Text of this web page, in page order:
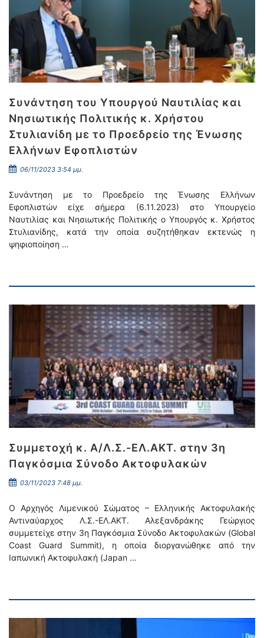
Συνάντηση του Υπουργού Ναυτιλίας και
Νησιωτικής Πολιτικής κ. Χρήστου
Στυλιανίδη με το Προεδρείο της Ένωσης
Ελλήνων Εφοπλιστών
06/11/2023 3:54 μμ.
Συνάντηση με το Προεδρείο της Ένωσης Ελλήνων
Εφοπλιστών είχε σήμερα (6.11.2023) στο Υπουργείο
Ναυτιλίας και Νησιωτικής Πολιτικής ο Υπουργός κ. Χρήστος
Στυλιανίδης, κατά την οποία συζητήθηκαν εκτενώς η
ψηφιοποίηση …
Συμμετοχή κ. Α/Λ.Σ.-ΕΛ.ΑΚΤ. στην 3η
Παγκόσμια Σύνοδο Ακτοφυλακών
03/11/2023 7:48 μμ.
Ο Αρχηγός Λιμενικού Σώματος – Ελληνικής Ακτοφυλακής
Αντιναύαρχος Λ.Σ.-ΕΛ.ΑΚΤ. Αλεξανδράκης Γεώργιος
συμμετείχε στην 3η Παγκόσμια Σύνοδο Ακτοφυλακών (Global
Coast Guard Summit), η οποία διοργανώθηκε από την
Ιαπωνική Ακτοφυλακή (Japan …